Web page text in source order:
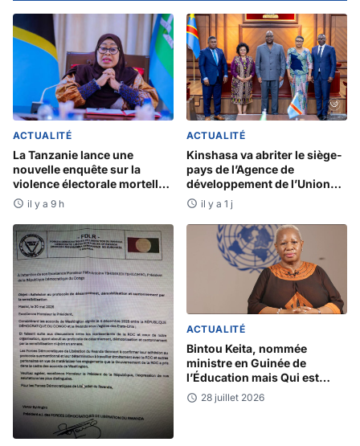
ACTUALITÉ
La Tanzanie lance une
nouvelle enquête sur la
violence électorale mortelle
en 2025
il y a 9 h
ACTUALITÉ
Kinshasa va abriter le siège-
pays de l’Agence de
développement de l’Union
Africaine-Nouveau
partenariat pour le
développement de l’Afrique
(AUDA-NEPAD)
il y a 1 j
ACTUALITÉ
Bintou Keita, nommée
ministre en Guinée de
l’Éducation mais Qui est
Bintou Keïta?
28 juillet 2026